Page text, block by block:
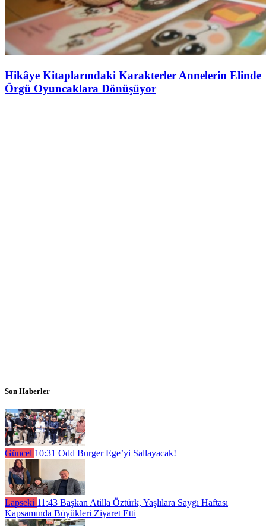
Hikâye Kitaplarındaki Karakterler Annelerin Elinde
Örgü Oyuncaklara Dönüşüyor
Son Haberler
Güncel 10:31 Odd Burger Ege’yi Sallayacak!
Lapseki 11:43 Başkan Atilla Öztürk, Yaşlılara Saygı Haftası
Kapsamında Büyükleri Ziyaret Etti